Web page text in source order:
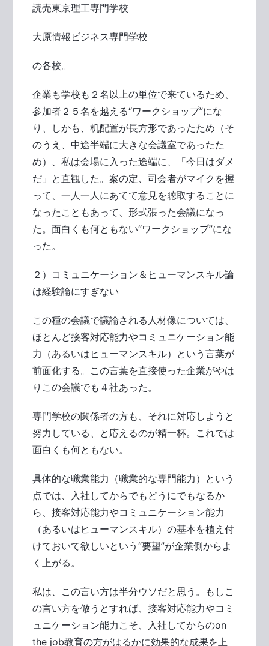
読売東京理工専門学校
大原情報ビジネス専門学校
の各校。
企業も学校も２名以上の単位で来ているため、
参加者２５名を越える“ワークショップ”にな
り、しかも、机配置が長方形であったため（そ
のうえ、中途半端に大きな会議室であったた
め）、私は会場に入った途端に、「今日はダメ
だ」と直観した。案の定、司会者がマイクを握
って、一人一人にあてて意見を聴取することに
なったこともあって、形式張った会議になっ
た。面白くも何ともない“ワークショップ”にな
った。
２）コミュニケーション＆ヒューマンスキル論
は経験論にすぎない
この種の会議で議論される人材像については、
ほとんど接客対応能力やコミュニケーション能
力（あるいはヒューマンスキル）という言葉が
前面化する。この言葉を直接使った企業がやは
りこの会議でも４社あった。
専門学校の関係者の方も、それに対応しようと
努力している、と応えるのが精一杯。これでは
面白くも何ともない。
具体的な職業能力（職業的な専門能力）という
点では、入社してからでもどうにでもなるか
ら、接客対応能力やコミュニケーション能力
（あるいはヒューマンスキル）の基本を植え付
けておいて欲しいという“要望”が企業側からよ
く上がる。
私は、この言い方は半分ウソだと思う。もしこ
の言い方を倣うとすれば、接客対応能力やコミ
ュニケーション能力こそ、入社してからのon
the job教育の方がはるかに効果的な成果を上